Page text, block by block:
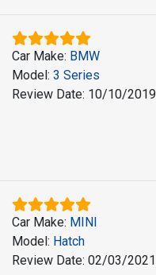
Car Make: BMW
Model: 3 Series
Review Date: 10/10/2019
Car Make: MINI
Model: Hatch
Review Date: 02/03/2021